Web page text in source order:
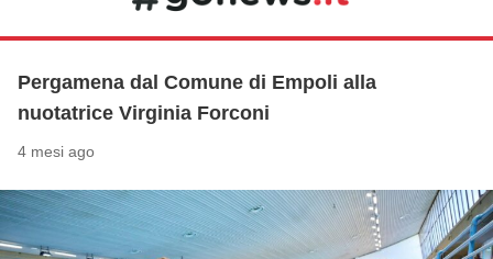
Pergamena dal Comune di Empoli alla
nuotatrice Virginia Forconi
4 mesi ago